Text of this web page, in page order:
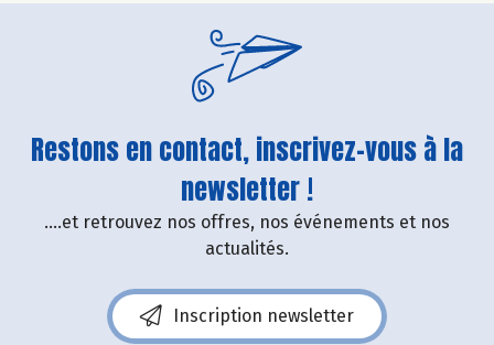
Restons en contact, inscrivez-vous à la
newsletter !
....et retrouvez nos offres, nos événements et nos
actualités.
Inscription newsletter